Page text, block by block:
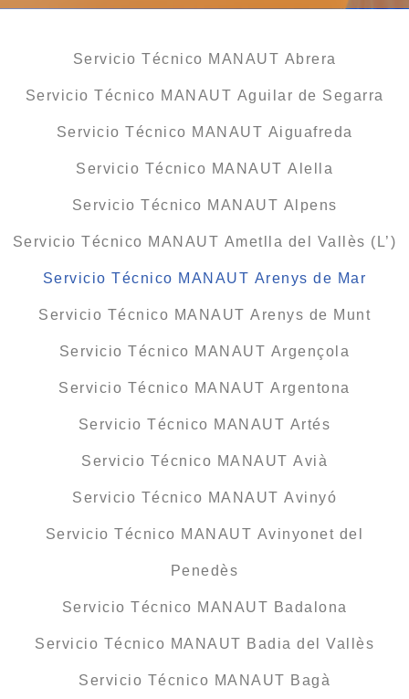
Servicio Técnico MANAUT Abrera
Servicio Técnico MANAUT Aguilar de Segarra
Servicio Técnico MANAUT Aiguafreda
Servicio Técnico MANAUT Alella
Servicio Técnico MANAUT Alpens
Servicio Técnico MANAUT Ametlla del Vallès (L’)
Servicio Técnico MANAUT Arenys de Mar
Servicio Técnico MANAUT Arenys de Munt
Servicio Técnico MANAUT Argençola
Servicio Técnico MANAUT Argentona
Servicio Técnico MANAUT Artés
Servicio Técnico MANAUT Avià
Servicio Técnico MANAUT Avinyó
Servicio Técnico MANAUT Avinyonet del
Penedès
Servicio Técnico MANAUT Badalona
Servicio Técnico MANAUT Badia del Vallès
Servicio Técnico MANAUT Bagà